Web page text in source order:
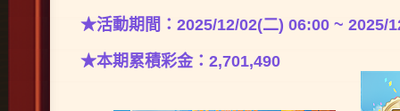
★活動期間：2025/12/02(二) 06:00 ~ 2025/
★本期累積彩金：2,701,490